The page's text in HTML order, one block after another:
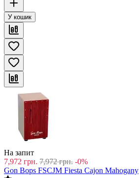
У кошик
На запит
7,972 грн. 7,972 грн. -0%
Gon Bops FSCJM Fiesta Cajon Mahogany